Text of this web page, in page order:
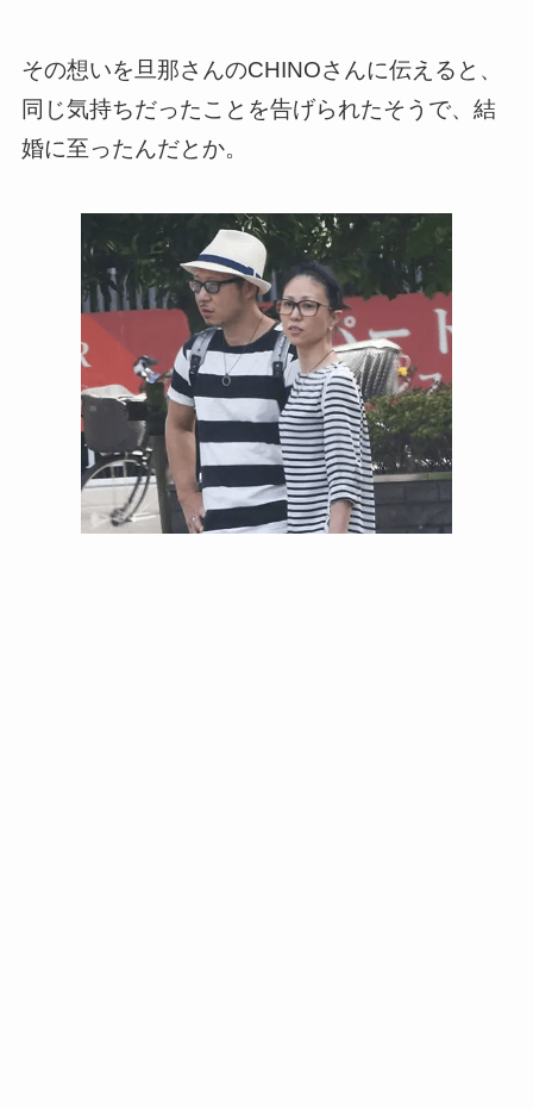
その想いを旦那さんのCHINOさんに伝えると、
同じ気持ちだったことを告げられたそうで、結
婚に至ったんだとか。